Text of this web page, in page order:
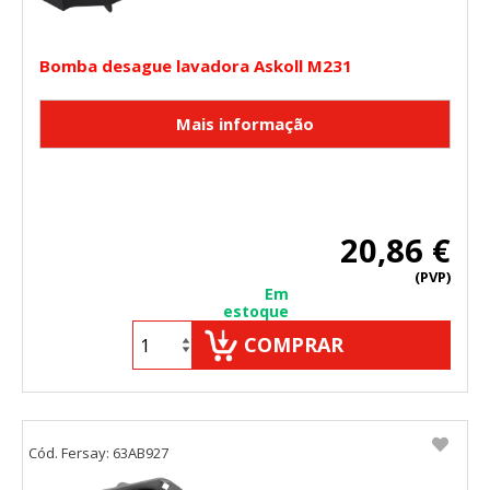
Bomba desague lavadora Askoll M231
20,86 €
(PVP)
Em
estoque
COMPRAR
Cód. Fersay: 63AB927
agregada y, por lo tanto, es anónima.
_utma,_utmb,_utmc,_utmz,_utmt,_utmz,_atuvc,_atuvs, _ga,
Cookies dirigidas
No almacenan directamente información personal, sino
que se basan en la identificación única de su navegador y
_evAd, _evCoupon, _evSubscription, _evPromt
GUARDAR CONFIGURACIÓN